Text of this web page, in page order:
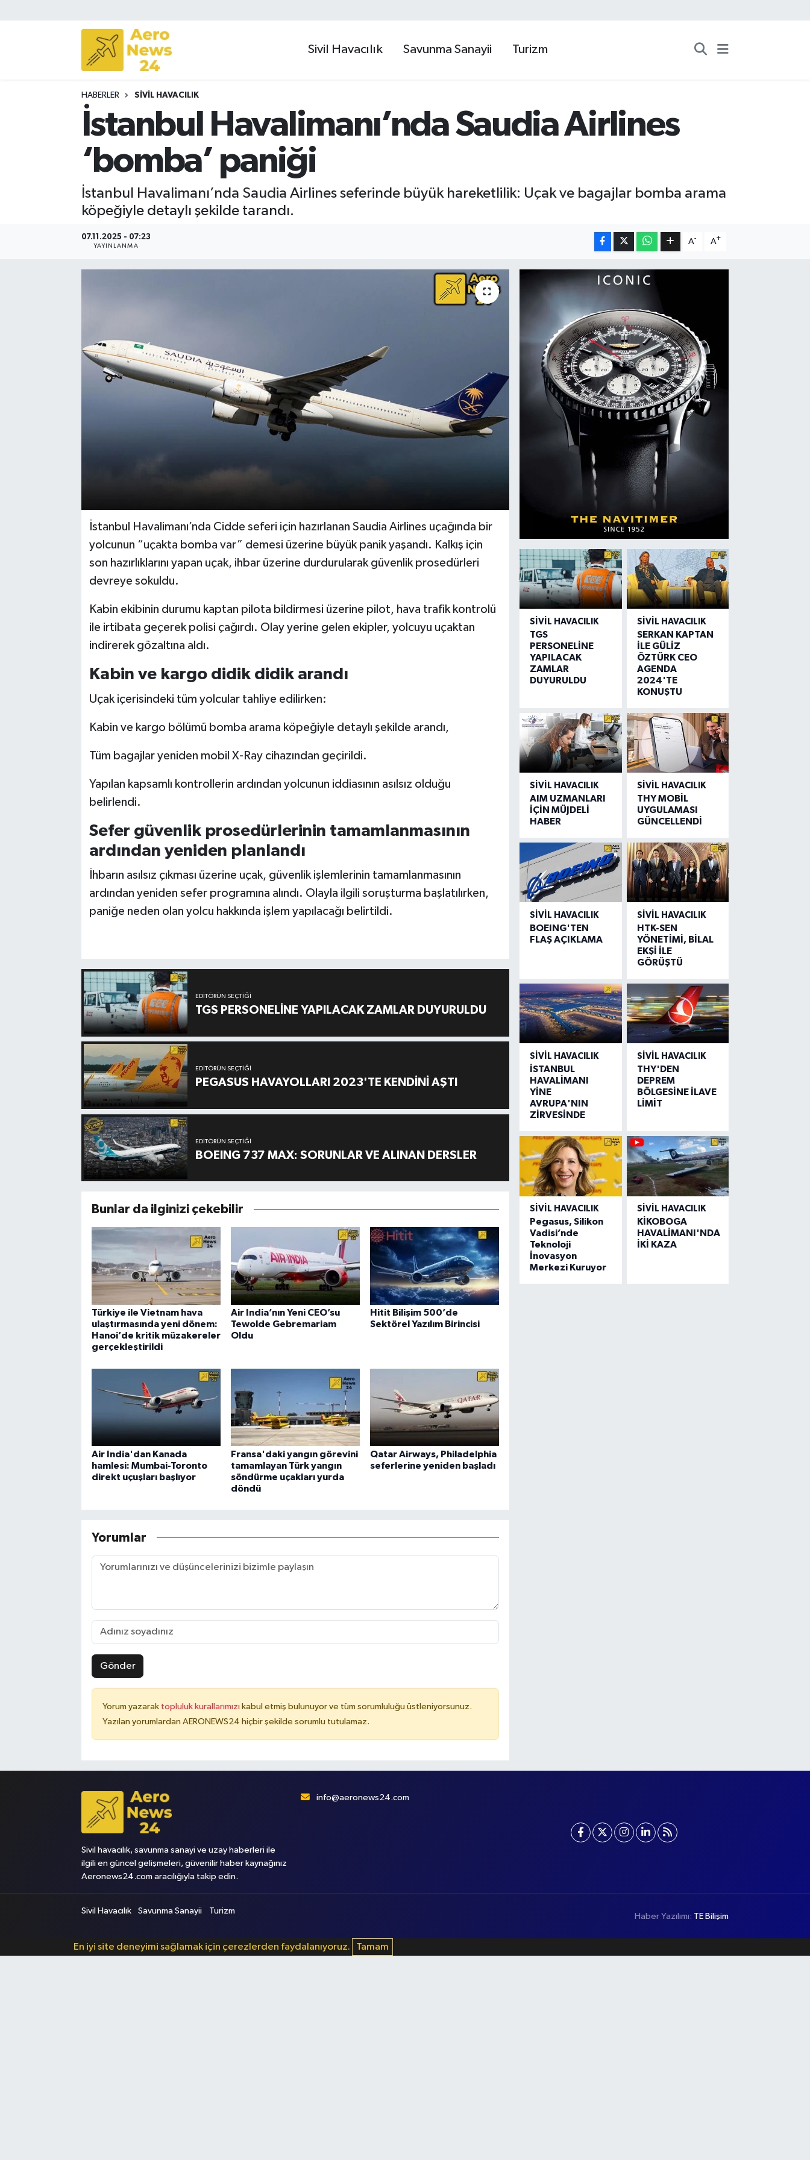
Sivil Havacılık Savunma Sanayii Turizm
HABERLER SIVIL HAVACILIK
İstanbul Havalimanı’nda Saudia Airlines
‘bomba’ paniği
İstanbul Havalimanı’nda Saudia Airlines seferinde büyük hareketlilik: Uçak ve bagajlar bomba arama
köpeğiyle detaylı şekilde tarandı.
07.11.2025 - 07:23
YAYINLANMA
A- A+
İstanbul Havalimanı’nda Cidde seferi için hazırlanan Saudia Airlines uçağında bir
yolcunun “uçakta bomba var” demesi üzerine büyük panik yaşandı. Kalkış için
son hazırlıklarını yapan uçak, ihbar üzerine durdurularak güvenlik prosedürleri
devreye sokuldu.
Kabin ekibinin durumu kaptan pilota bildirmesi üzerine pilot, hava trafik kontrolü
ile irtibata geçerek polisi çağırdı. Olay yerine gelen ekipler, yolcuyu uçaktan
indirerek gözaltına aldı.
Kabin ve kargo didik didik arandı
Uçak içerisindeki tüm yolcular tahliye edilirken:
Kabin ve kargo bölümü bomba arama köpeğiyle detaylı şekilde arandı,
Tüm bagajlar yeniden mobil X-Ray cihazından geçirildi.
Yapılan kapsamlı kontrollerin ardından yolcunun iddiasının asılsız olduğu
belirlendi.
Sefer güvenlik prosedürlerinin tamamlanmasının
ardından yeniden planlandı
İhbarın asılsız çıkması üzerine uçak, güvenlik işlemlerinin tamamlanmasının
ardından yeniden sefer programına alındı. Olayla ilgili soruşturma başlatılırken,
paniğe neden olan yolcu hakkında işlem yapılacağı belirtildi.
EDITÖRÜN SEÇTIĞI
TGS PERSONELİNE YAPILACAK ZAMLAR DUYURULDU
EDITÖRÜN SEÇTIĞI
PEGASUS HAVAYOLLARI 2023'TE KENDİNİ AŞTI
EDITÖRÜN SEÇTIĞI
BOEING 737 MAX: SORUNLAR VE ALINAN DERSLER
Bunlar da ilginizi çekebilir
Türkiye ile Vietnam hava
ulaştırmasında yeni dönem:
Hanoi’de kritik müzakereler
gerçekleştirildi
Air India’nın Yeni CEO’su
Tewolde Gebremariam
Oldu
Hitit Bilişim 500’de
Sektörel Yazılım Birincisi
Air India'dan Kanada
hamlesi: Mumbai-Toronto
direkt uçuşları başlıyor
Fransa'daki yangın görevini
tamamlayan Türk yangın
söndürme uçakları yurda
döndü
Qatar Airways, Philadelphia
seferlerine yeniden başladı
Yorumlar
Gönder
Yorum yazarak topluluk kurallarımızı kabul etmiş bulunuyor ve tüm sorumluluğu üstleniyorsunuz.
Yazılan yorumlardan AERONEWS24 hiçbir şekilde sorumlu tutulamaz.
SIVIL HAVACILIK
TGS
PERSONELİNE
YAPILACAK
ZAMLAR
DUYURULDU
SIVIL HAVACILIK
SERKAN KAPTAN
İLE GÜLİZ
ÖZTÜRK CEO
AGENDA
2024'TE
KONUŞTU
SIVIL HAVACILIK
AIM UZMANLARI
İÇİN MÜJDELİ
HABER
SIVIL HAVACILIK
THY MOBİL
UYGULAMASI
GÜNCELLENDİ
SIVIL HAVACILIK
BOEING'TEN
FLAŞ AÇIKLAMA
SIVIL HAVACILIK
HTK-SEN
YÖNETİMİ, BİLAL
EKŞİ İLE
GÖRÜŞTÜ
SIVIL HAVACILIK
İSTANBUL
HAVALİMANI
YİNE
AVRUPA'NIN
ZİRVESİNDE
SIVIL HAVACILIK
THY'DEN
DEPREM
BÖLGESİNE İLAVE
LİMİT
SIVIL HAVACILIK
Pegasus, Silikon
Vadisi’nde
Teknoloji
İnovasyon
Merkezi Kuruyor
SIVIL HAVACILIK
KİKOBOGA
HAVALİMANI'NDA
İKİ KAZA
Sivil havacılık, savunma sanayi ve uzay haberleri ile
ilgili en güncel gelişmeleri, güvenilir haber kaynağınız
Aeronews24.com aracılığıyla takip edin.
info@aeronews24.com
Sivil Havacılık Savunma Sanayii Turizm
Haber Yazılımı: TE Bilişim
En iyi site deneyimi sağlamak için çerezlerden faydalanıyoruz. Tamam
Sivil Havacılık